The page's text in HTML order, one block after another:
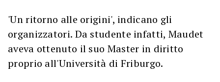
'Un ritorno alle origini', indicano gli
organizzatori. Da studente infatti, Maudet
aveva ottenuto il suo Master in diritto
proprio all'Università di Friburgo.